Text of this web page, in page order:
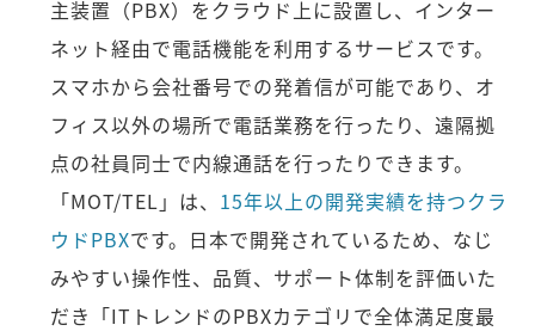
主装置（PBX）をクラウド上に設置し、インター
ネット経由で電話機能を利用するサービスです。
スマホから会社番号での発着信が可能であり、オ
フィス以外の場所で電話業務を行ったり、遠隔拠
点の社員同士で内線通話を行ったりできます。
「MOT/TEL」は、 15年以上の開発実績を持つクラ
ウドPBXです。日本で開発されているため、なじ
みやすい操作性、品質、サポート体制を評価いた
だき「ITトレンドのPBXカテゴリで全体満足度最